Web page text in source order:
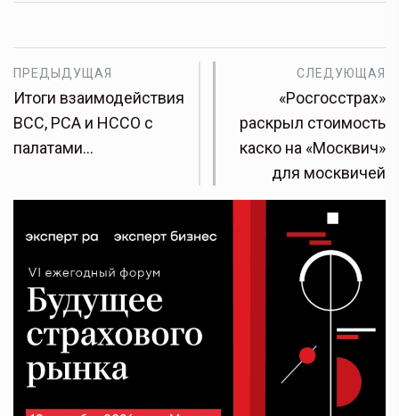
ПРЕДЫДУЩАЯ
Итоги взаимодействия
ВСС, РСА и НССО с
палатами…
СЛЕДУЮЩАЯ
«Росгосстрах»
раскрыл стоимость
каско на «Москвич»
для москвичей